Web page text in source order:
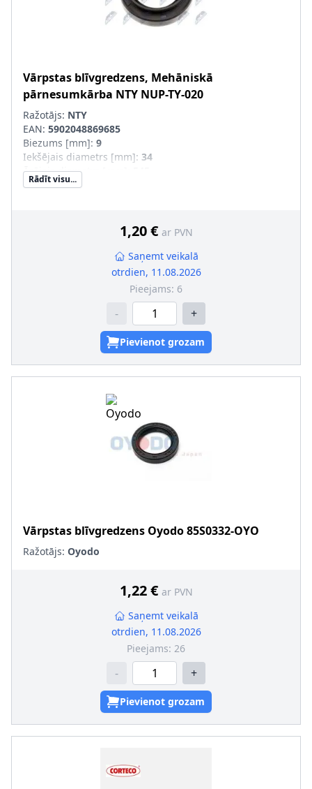
Vārpstas blīvgredzens, Mehāniskā
pārnesumkārba NTY NUP-TY-020
Ražotājs: NTY
EAN: 5902048869685
Biezums [mm]: 9
Iekšējais diametrs [mm]: 34
Ārējais diametrs [mm]
Sērijas numurs
Rādīt visu...
1,20 € ar PVN
Saņemt veikalā
otrdien, 11.08.2026
Pieejams: 6
- +
Pievienot grozam
Vārpstas blīvgredzens Oyodo85S0332-OYO
Ražotājs: Oyodo
1,22 € ar PVN
Saņemt veikalā
otrdien, 11.08.2026
Pieejams: 26
- +
Pievienot grozam